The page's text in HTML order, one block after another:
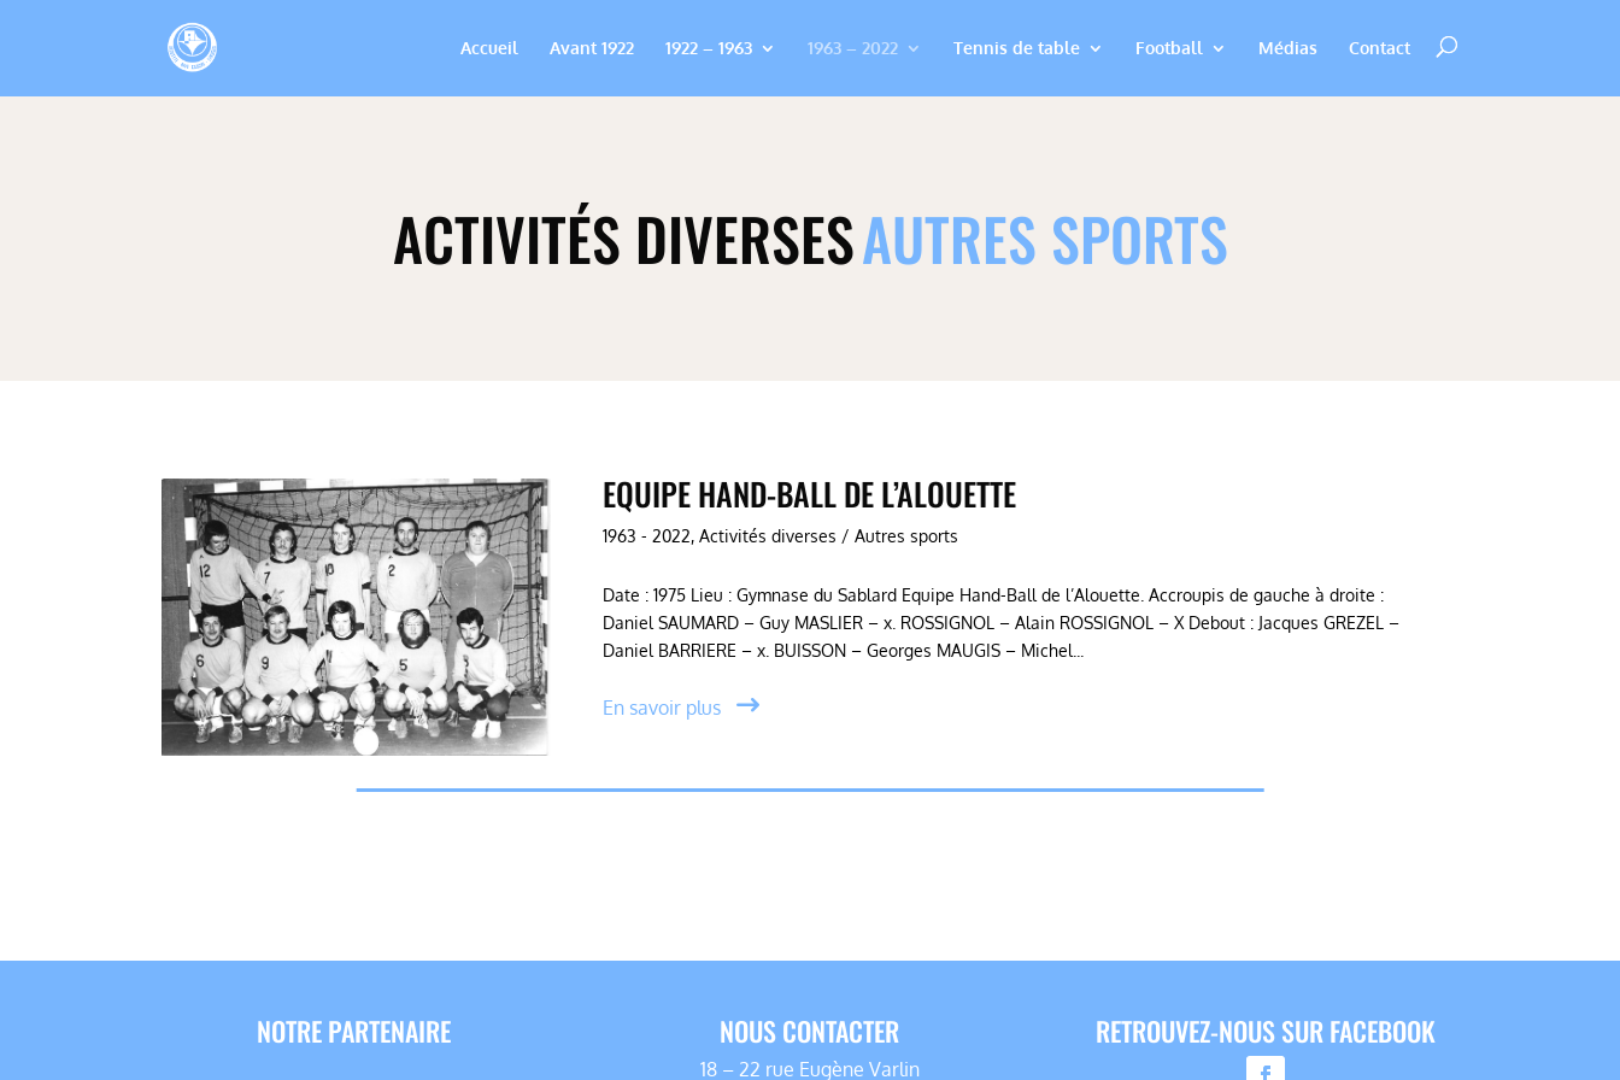
Accueil Avant 1922 1922 – 1963 1963 – 2022 Tennis de table Football Médias Contact
ACTIVITÉS DIVERSESAUTRES SPORTS
EQUIPE HAND-BALL DE L’ALOUETTE
1963 - 2022, Activités diverses / Autres sports
Date : 1975 Lieu : Gymnase du Sablard Equipe Hand-Ball de l’Alouette. Accroupis de gauche à droite :
Daniel SAUMARD – Guy MASLIER – x. ROSSIGNOL – Alain ROSSIGNOL – X Debout : Jacques GREZEL –
Daniel BARRIERE – x. BUISSON – Georges MAUGIS – Michel...
En savoir plus
NOTRE PARTENAIRE NOUS CONTACTER
18 – 22 rue Eugène Varlin
RETROUVEZ-NOUS SUR FACEBOOK